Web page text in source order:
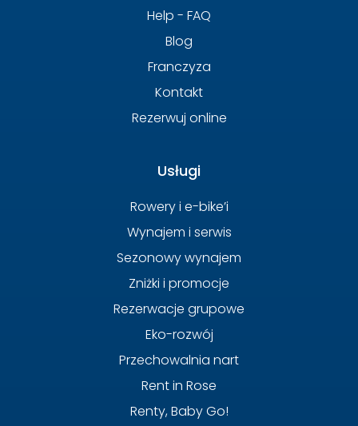
Help - FAQ
Blog
Franczyza
Kontakt
Rezerwuj online
Usługi
Rowery i e-bike’i
Wynajem i serwis
Sezonowy wynajem
Zniżki i promocje
Rezerwacje grupowe
Eko-rozwój
Przechowalnia nart
Rent in Rose
Renty, Baby Go!